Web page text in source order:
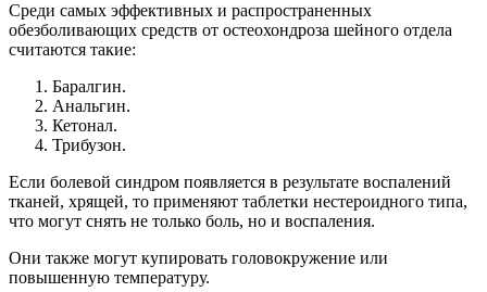
Среди самых эффективных и распространенных
обезболивающих средств от остеохондроза шейного отдела
считаются такие:
Баралгин.
Анальгин.
Кетонал.
Трибузон.
Если болевой синдром появляется в результате воспалений
тканей, хрящей, то применяют таблетки нестероидного типа,
что могут снять не только боль, но и воспаления.
Они также могут купировать головокружение или
повышенную температуру.